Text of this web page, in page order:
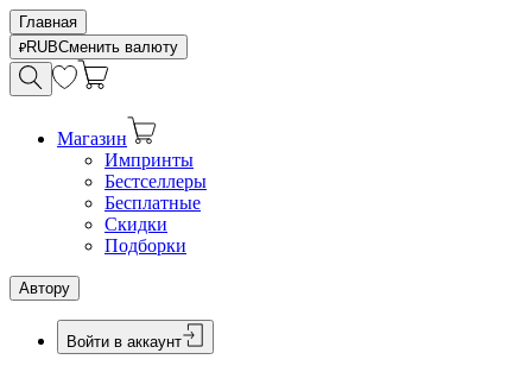
Главная
RUBСменить валюту
Магазин
Импринты
Бестселлеры
Бесплатные
Скидки
Подборки
Автору
Войти в аккаунт